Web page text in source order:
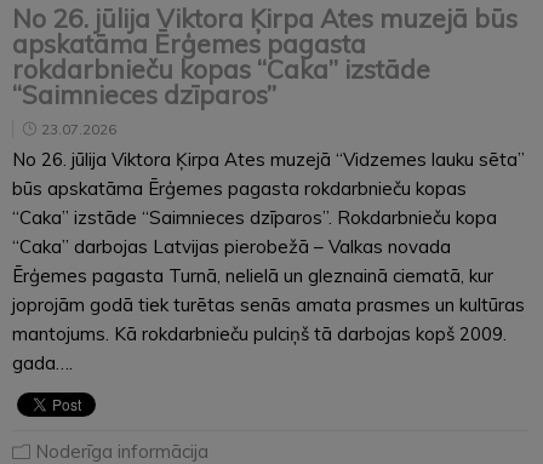
No 26. jūlija Viktora Ķirpa Ates muzejā būs
apskatāma Ērģemes pagasta
rokdarbnieču kopas “Caka” izstāde
“Saimnieces dzīparos”
23.07.2026
No 26. jūlija Viktora Ķirpa Ates muzejā “Vidzemes lauku sēta”
būs apskatāma Ērģemes pagasta rokdarbnieču kopas
“Caka” izstāde “Saimnieces dzīparos”. Rokdarbnieču kopa
“Caka” darbojas Latvijas pierobežā – Valkas novada
Ērģemes pagasta Turnā, nelielā un gleznainā ciematā, kur
joprojām godā tiek turētas senās amata prasmes un kultūras
mantojums. Kā rokdarbnieču pulciņš tā darbojas kopš 2009.
gada….
Noderīga informācija